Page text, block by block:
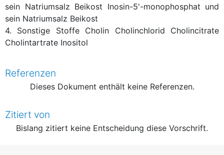
sein Natriumsalz Beikost Inosin-5'-monophosphat und
sein Natriumsalz Beikost
4. Sonstige Stoffe
Cholin Cholinchlorid
Cholincitrate
Cholintartrate Inositol
Referenzen
Dieses Dokument enthält keine Referenzen.
Zitiert von
Bislang zitiert keine Entscheidung diese Vorschrift.